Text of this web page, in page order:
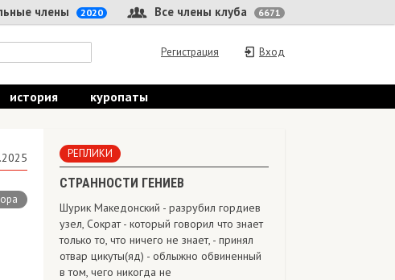
Все члены клуба 6671
члены 2020
Вход
Регистрация
история куропаты
РЕПЛИКИ
СТРАННОСТИ ГЕНИЕВ
Шурик Македонский - разрубил гордиев
узел, Сократ - который говорил что знает
только то, что ничего не знает, - принял
отвар цикуты(яд) - облыжно обвиненный
в том, чего никогда не